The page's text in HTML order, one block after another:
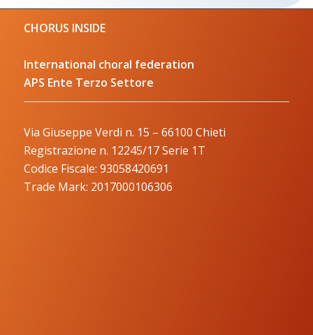
CHORUS INSIDE
International choral federation
APS Ente Terzo Settore
Via Giuseppe Verdi n. 15 – 66100 Chieti
Registrazione n. 12245/17 Serie 1T
Codice Fiscale: 93058420691
Trade Mark: 2017000106306